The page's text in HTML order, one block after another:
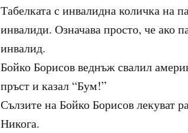
Табелката с инвалидна количка на
инвалиди. Означава просто, че ако
инвалид.
Бойко Борисов веднъж свалил
пръст и казал “Бум!”
Сълзите на Бойко Борисов лекуват
Никога.